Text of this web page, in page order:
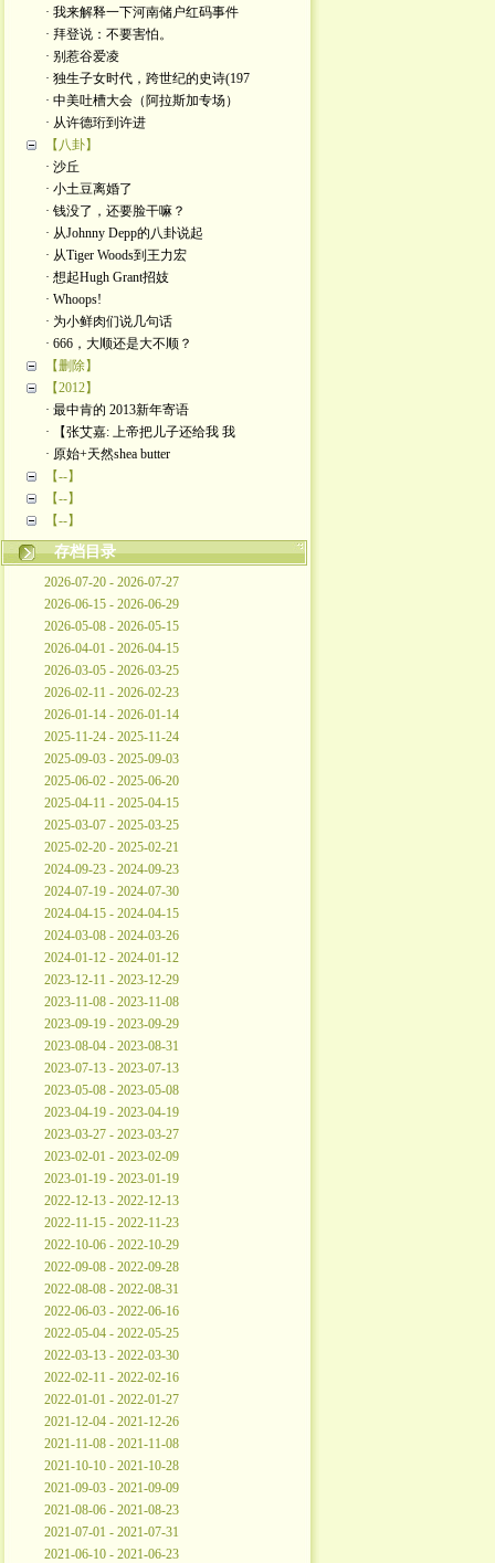
· 我来解释一下河南储户红码事件
· 拜登说：不要害怕。
· 别惹谷爱凌
· 独生子女时代，跨世纪的史诗(197
· 中美吐槽大会（阿拉斯加专场）
· 从许德珩到许进
【八卦】
· 沙丘
· 小土豆离婚了
· 钱没了，还要脸干嘛？
· 从Johnny Depp的八卦说起
· 从Tiger Woods到王力宏
· 想起Hugh Grant招妓
· Whoops!
· 为小鲜肉们说几句话
· 666，大顺还是大不顺？
【删除】
【2012】
· 最中肯的 2013新年寄语
· 【张艾嘉: 上帝把儿子还给我 我
· 原始+天然shea butter
【--】
【--】
【--】
存档目录
2026-07-20 - 2026-07-27
2026-06-15 - 2026-06-29
2026-05-08 - 2026-05-15
2026-04-01 - 2026-04-15
2026-03-05 - 2026-03-25
2026-02-11 - 2026-02-23
2026-01-14 - 2026-01-14
2025-11-24 - 2025-11-24
2025-09-03 - 2025-09-03
2025-06-02 - 2025-06-20
2025-04-11 - 2025-04-15
2025-03-07 - 2025-03-25
2025-02-20 - 2025-02-21
2024-09-23 - 2024-09-23
2024-07-19 - 2024-07-30
2024-04-15 - 2024-04-15
2024-03-08 - 2024-03-26
2024-01-12 - 2024-01-12
2023-12-11 - 2023-12-29
2023-11-08 - 2023-11-08
2023-09-19 - 2023-09-29
2023-08-04 - 2023-08-31
2023-07-13 - 2023-07-13
2023-05-08 - 2023-05-08
2023-04-19 - 2023-04-19
2023-03-27 - 2023-03-27
2023-02-01 - 2023-02-09
2023-01-19 - 2023-01-19
2022-12-13 - 2022-12-13
2022-11-15 - 2022-11-23
2022-10-06 - 2022-10-29
2022-09-08 - 2022-09-28
2022-08-08 - 2022-08-31
2022-06-03 - 2022-06-16
2022-05-04 - 2022-05-25
2022-03-13 - 2022-03-30
2022-02-11 - 2022-02-16
2022-01-01 - 2022-01-27
2021-12-04 - 2021-12-26
2021-11-08 - 2021-11-08
2021-10-10 - 2021-10-28
2021-09-03 - 2021-09-09
2021-08-06 - 2021-08-23
2021-07-01 - 2021-07-31
2021-06-10 - 2021-06-23